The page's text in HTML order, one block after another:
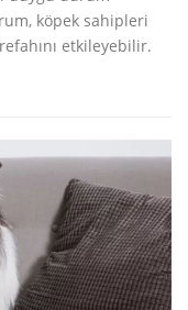
köpek sahipleri
etkileyebilir.